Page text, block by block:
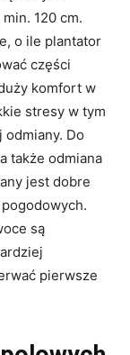
120 cm.
o ile plantator
części
komfort w
stresy w tym
Do
także odmiana
jest dobre
są
pierwsze